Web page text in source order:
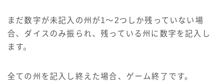
まだ数字が未記入の州が1～2つしか残っていない場
合、ダイスのみ振られ、残っている州に数字を記入し
ます。
全ての州を記入し終えた場合、ゲーム終了です。